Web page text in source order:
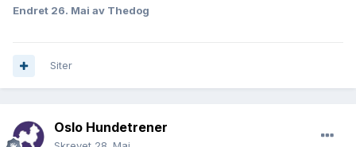
Endret 26. Mai av Thedog
Siter
Oslo Hundetrener